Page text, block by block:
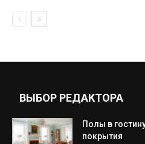
ВЫБОР РЕДАКТОРА
Полы в
покрытия